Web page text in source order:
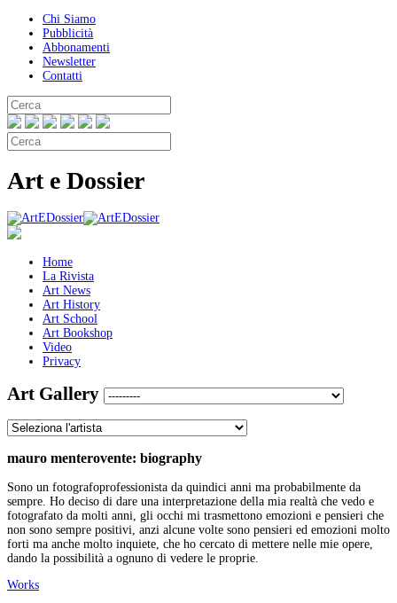
Chi Siamo
Pubblicità
Abbonamenti
Newsletter
Contatti
Art e Dossier
Home
La Rivista
Art News
Art History
Art School
Art Bookshop
Video
Privacy
Art Gallery
mauro menterovente: biography
Sono un fotografoprofessionista da quindici anni ma probabilmente da
sempre. Ho deciso di dare una interpretazione della mia realtà che vedo e
fotografato da molti anni, gli occhi mi trasmettono emozioni e pensieri che
non sono sempre positivi, anzi alcune volte sono pensieri ed emozioni molto
forti ma anche molto inquiete, che ho cercato di mettere nelle mie opere,
dando la possibilità a ognuno di vedere le proprie.
Works